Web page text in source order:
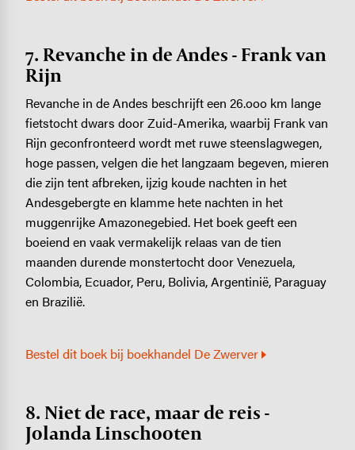
7. Revanche in de Andes - Frank van
Rijn
Revanche in de Andes beschrijft een 26.ooo km lange
fietstocht dwars door Zuid-Amerika, waarbij Frank van
Rijn geconfronteerd wordt met ruwe steenslagwegen,
hoge passen, velgen die het langzaam begeven, mieren
die zijn tent afbreken, ijzig koude nachten in het
Andesgebergte en klamme hete nachten in het
muggenrijke Amazonegebied. Het boek geeft een
boeiend en vaak vermakelijk relaas van de tien
maanden durende monstertocht door Venezuela,
Colombia, Ecuador, Peru, Bolivia, Argentinië, Paraguay
en Brazilië.
Bestel dit boek bij boekhandel De Zwerver
8. Niet de race, maar de reis -
Jolanda Linschooten